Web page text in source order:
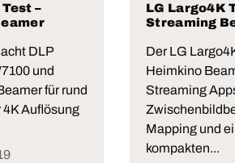
–
DLP
und
für rund
4K Auflösung
LG Largo4K
Streaming
Der LG
Heimkino
Streaming
Mapping und
kompakten...